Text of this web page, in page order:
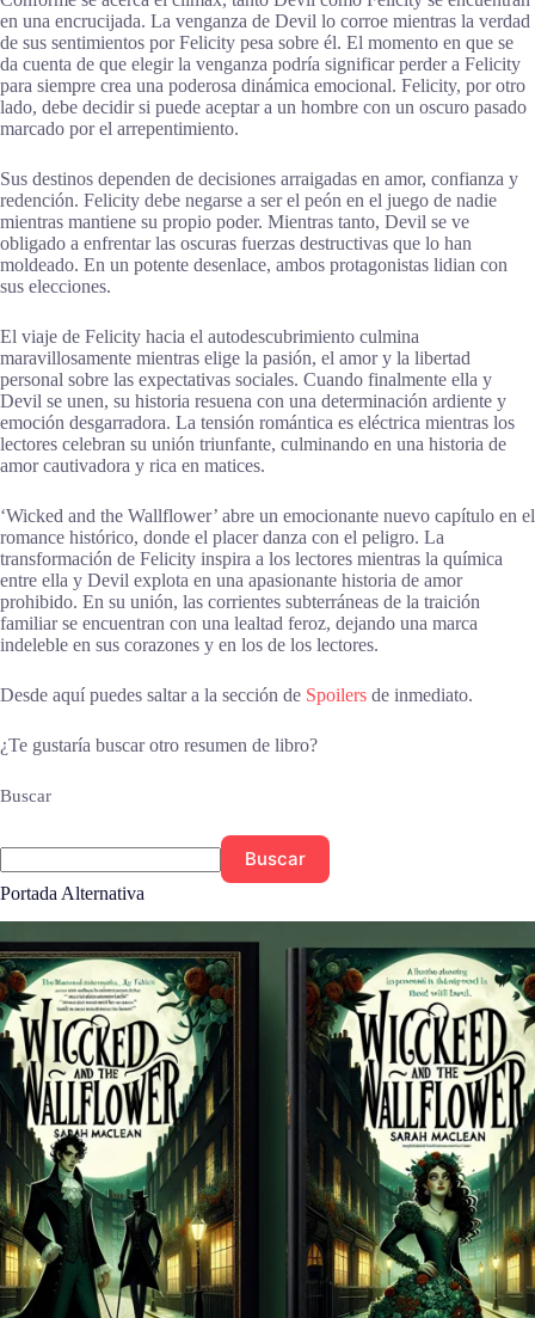
en una encrucijada. La venganza de Devil lo corroe mientras la verdad
de sus sentimientos por Felicity pesa sobre él. El momento en que se
da cuenta de que elegir la venganza podría significar perder a Felicity
para siempre crea una poderosa dinámica emocional. Felicity, por otro
lado, debe decidir si puede aceptar a un hombre con un oscuro pasado
marcado por el arrepentimiento.
Sus destinos dependen de decisiones arraigadas en amor, confianza y
redención. Felicity debe negarse a ser el peón en el juego de nadie
mientras mantiene su propio poder. Mientras tanto, Devil se ve
obligado a enfrentar las oscuras fuerzas destructivas que lo han
moldeado. En un potente desenlace, ambos protagonistas lidian con
sus elecciones.
El viaje de Felicity hacia el autodescubrimiento culmina
maravillosamente mientras elige la pasión, el amor y la libertad
personal sobre las expectativas sociales. Cuando finalmente ella y
Devil se unen, su historia resuena con una determinación ardiente y
emoción desgarradora. La tensión romántica es eléctrica mientras los
lectores celebran su unión triunfante, culminando en una historia de
amor cautivadora y rica en matices.
‘Wicked and the Wallflower’ abre un emocionante nuevo capítulo en el
romance histórico, donde el placer danza con el peligro. La
transformación de Felicity inspira a los lectores mientras la química
entre ella y Devil explota en una apasionante historia de amor
prohibido. En su unión, las corrientes subterráneas de la traición
familiar se encuentran con una lealtad feroz, dejando una marca
indeleble en sus corazones y en los de los lectores.
Desde aquí puedes saltar a la sección de Spoilers de inmediato.
¿Te gustaría buscar otro resumen de libro?
Buscar
Buscar
Portada Alternativa